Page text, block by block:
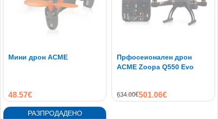
Мини дрон ACME
48.57€
Прфосеионален дрон
ACME Zoopa Q550 Evo
634.00€501.06€